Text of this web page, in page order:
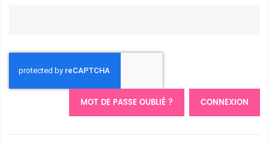
CONNEXION
MOT DE PASSE OUBLIÉ ?